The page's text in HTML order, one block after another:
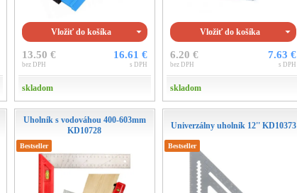
Vložiť do košíka
13.50 €
bez DPH
16.61 €
s DPH
skladom
Vložiť do košíka
6.20 €
bez DPH
7.63 €
s DPH
skladom
Uholník s vodováhou 400-603mm
KD10728
Bestseller
Univerzálny uholník 12'' KD10373
Bestseller